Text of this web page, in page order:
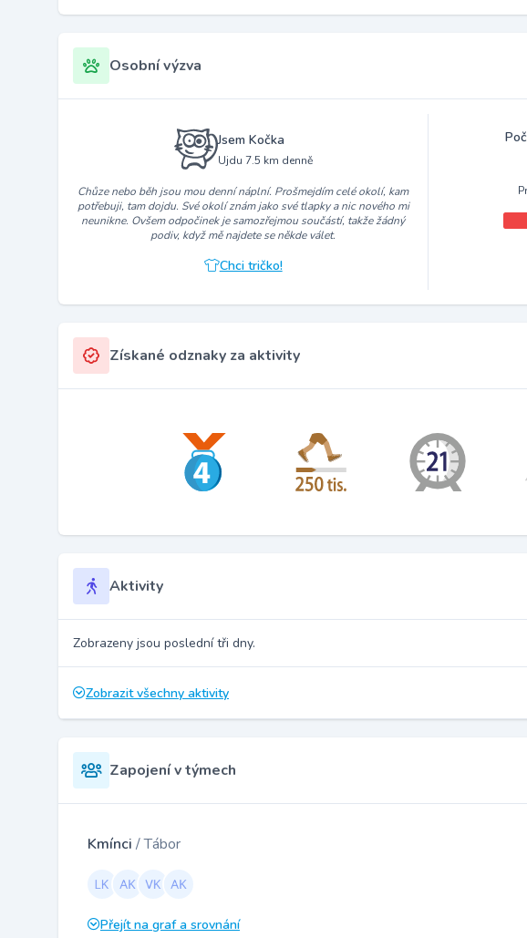
Osobní výzva
Jsem Kočka
Ujdu 7.5 km denně
Chůze nebo běh jsou mou denní náplní. Prošmejdím celé okolí, kam
potřebuji, tam dojdu. Své okolí znám jako své tlapky a nic nového mi
neunikne. Ovšem odpočinek je samozřejmou součástí, takže žádný
podiv, když mě najdete se někde válet.
Chci tričko!
Získané odznaky za aktivity
Aktivity
Zobrazeny jsou poslední tři dny.
Zobrazit všechny aktivity
Zapojení v týmech
Kmínci / Tábor
Přejít na graf a srovnání